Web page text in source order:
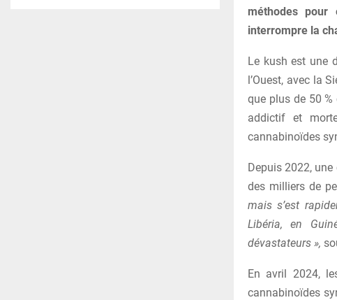
méthodes
interrompre la
Le kush est une
l’Ouest, avec la
que plus de 50
addictif et
cannabinoïdes
Depuis 2022,
des milliers de
mais s’est
Libéria, en
dévastateurs »,
En avril 2024,
cannabinoïdes